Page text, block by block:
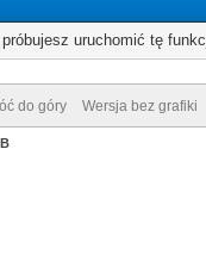
uruchomić tę
do góry Wersja bez grafiki